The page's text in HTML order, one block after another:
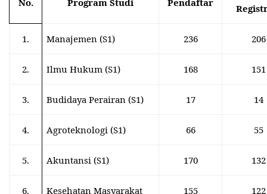
1. Manajemen (S1) 236 206
2. Ilmu Hukum (S1) 168 151
3. Budidaya Perairan (S1) 17 14
4. Agroteknologi (S1) 66 55
5. Akuntansi (S1) 170 132
6.
Kesehatan Masyarakat
155 122